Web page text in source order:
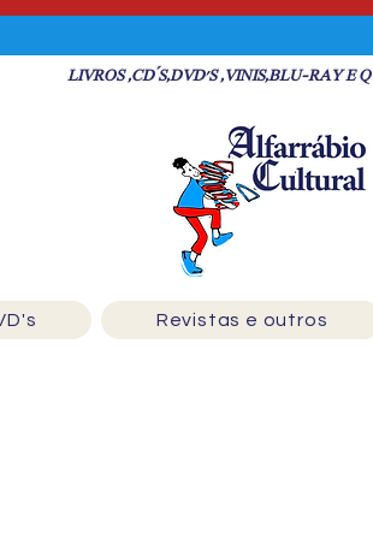
LIVROS ,CD´S,DVD'S ,VINIS,BLU-RAY E
Revistas e outros